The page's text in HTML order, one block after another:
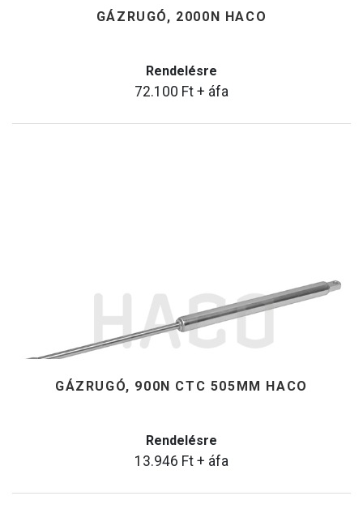
GÁZRUGÓ, 2000N HACO
Rendelésre
72.100 Ft + áfa
GÁZRUGÓ, 900N CTC 505MM HACO
Rendelésre
13.946 Ft + áfa